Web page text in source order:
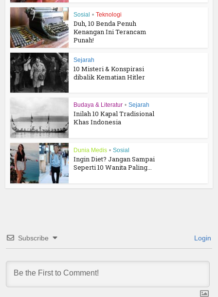
Sosial • Teknologi
Duh, 10 Benda Penuh
Kenangan Ini Terancam
Punah!
Sejarah
10 Misteri & Konspirasi
dibalik Kematian Hitler
Budaya & Literatur • Sejarah
Inilah 10 Kapal Tradisional
Khas Indonesia
Dunia Medis • Sosial
Ingin Diet? Jangan Sampai
Seperti 10 Wanita Paling...
Subscribe Login